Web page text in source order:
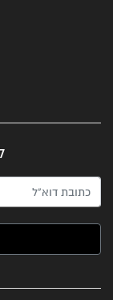
האימייל שלך